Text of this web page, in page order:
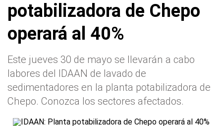
potabilizadora de Chepo
operará al 40%
Este jueves 30 de mayo se llevarán a cabo
labores del IDAAN de lavado de
sedimentadores en la planta potabilizadora de
Chepo. Conozca los sectores afectados.